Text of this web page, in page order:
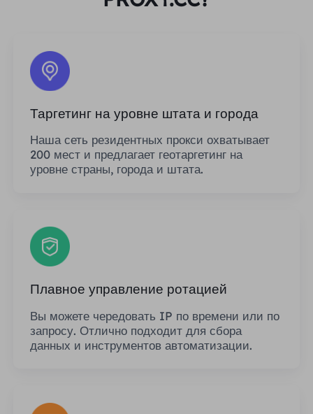
Таргетинг на уровне штата и города
Наша сеть резидентных прокси охватывает
200 мест и предлагает геотаргетинг на
уровне страны, города и штата.
Плавное управление ротацией
Вы можете чередовать IP по времени или по
запросу. Отлично подходит для сбора
данных и инструментов автоматизации.